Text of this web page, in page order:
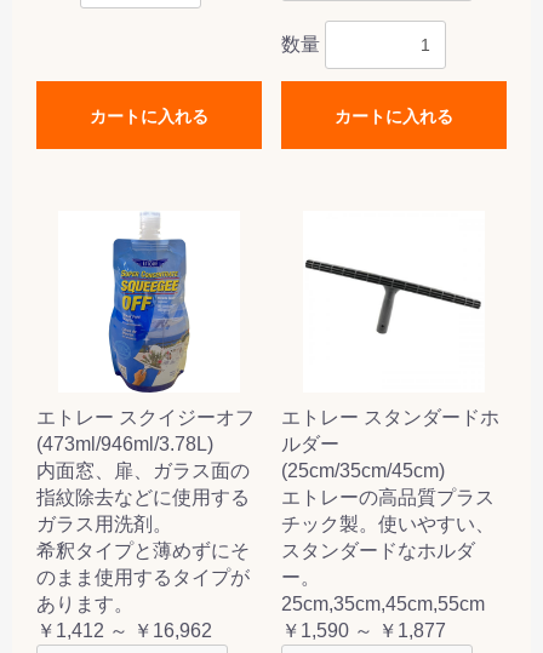
カートに入れる
数量
カートに入れる
エトレー スクイジーオフ
(473ml/946ml/3.78L)
内面窓、扉、ガラス面の
指紋除去などに使用する
ガラス用洗剤。
希釈タイプと薄めずにそ
のまま使用するタイプが
あります。
￥1,412 ～ ￥16,962
エトレー スタンダードホ
ルダー
(25cm/35cm/45cm)
エトレーの高品質プラス
チック製。使いやすい、
スタンダードなホルダ
ー。
25cm,35cm,45cm,55cm
￥1,590 ～ ￥1,877